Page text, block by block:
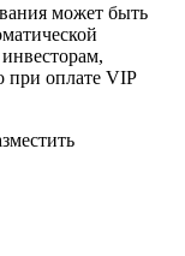
может быть
при оплате VIP